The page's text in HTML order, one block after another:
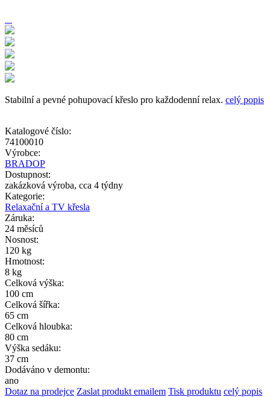
Stabilní a pevné pohupovací křeslo pro každodenní relax. celý popis
Katalogové číslo:
74100010
Výrobce:
BRADOP
Dostupnost:
zakázková výroba, cca 4 týdny
Kategorie:
Relaxační a TV křesla
Záruka:
24 měsíců
Nosnost:
120 kg
Hmotnost:
8 kg
Celková výška:
100 cm
Celková šířka:
65 cm
Celková hloubka:
80 cm
Výška sedáku:
37 cm
Dodáváno v demontu:
ano
Dotaz na prodejce Zaslat produkt emailem Tisk produktu celý popis